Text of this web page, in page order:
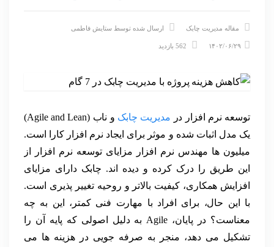
مقاله مدیریت چابک ارسال شده توسطستایش فاطمی
۱۴۰۲/۰۶/۲۹
توسعه نرم افزار در مدیریت چابک
و ناب (Agile and Lean)
یک مدل اثبات شده و موثر برای ایجاد نرم افزار کارا است.
میلیون ها مهندس نرم افزار مزایای توسعه نرم افزار از
این طریق را درک کرده و دیده اند. چابک دارای مزایای
افزایش همکاری، کیفیت بالاتر و روحیه تغییر پذیری است.
با این حال، برای افراد با مهارت فنی کمتر، این به چه
معناست؟ در پایان، Agile به دلیل اصولی که پایه آن را
تشکیل می دهد، منجر به صرفه جویی در هزینه ها می